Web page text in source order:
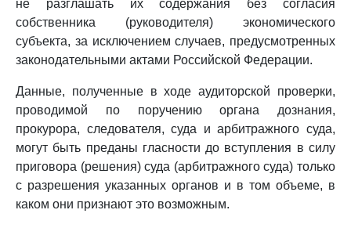
не разглашать их содержания без согласия
собственника (руководителя) экономического
субъекта, за исключением случаев, предусмотренных
законодательными актами Российской Федерации.
Данные, полученные в ходе аудиторской проверки,
проводимой по поручению органа дознания,
прокурора, следователя, суда и арбитражного суда,
могут быть преданы гласности до вступления в силу
приговора (решения) суда (арбитражного суда) только
с разрешения указанных органов и в том объеме, в
каком они признают это возможным.